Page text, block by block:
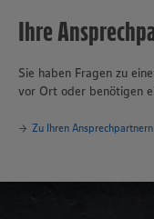
Ihre
Sie haben Fragen zu
vor Ort oder benötigen
Zu Ihren Ansprechpartnern